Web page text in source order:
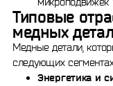
Типовые
медных
Медные детали,
следующих
Энергетика и